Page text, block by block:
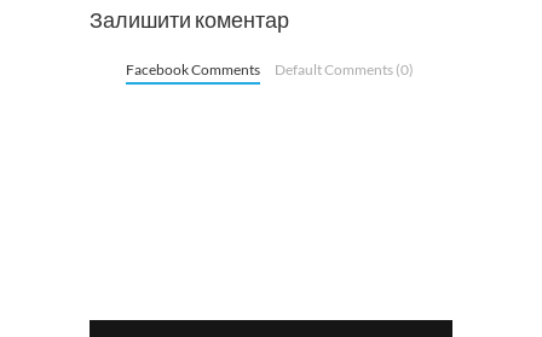
Залишити коментар
Facebook Comments Default Comments (0)